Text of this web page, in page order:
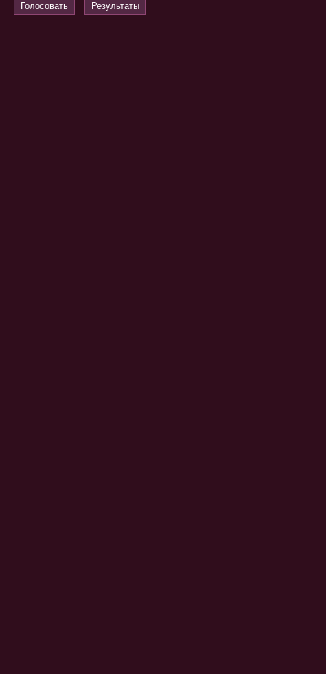
Голосовать Результаты